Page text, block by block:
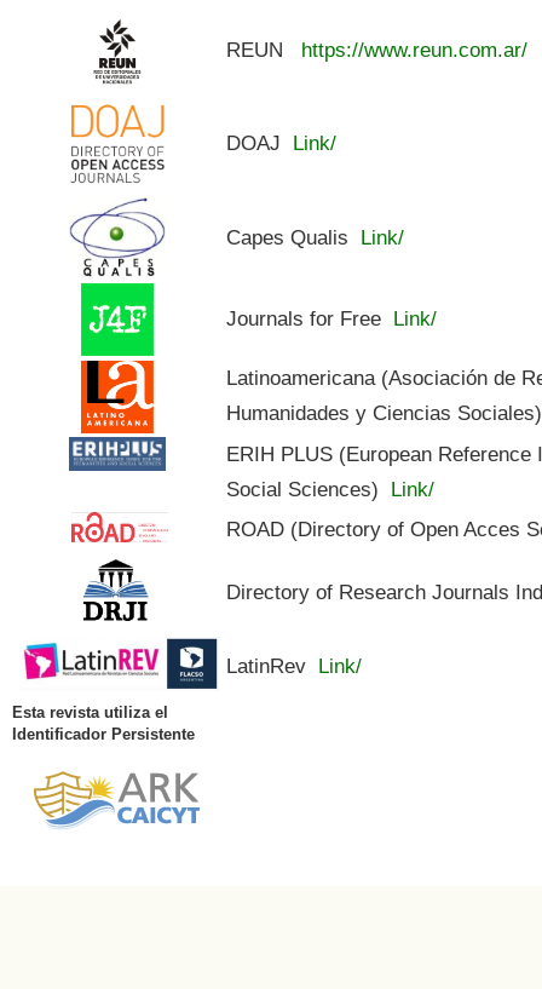
REUN https://www.reun.com.ar/
DOAJ Link/
Capes Qualis Link/
Journals for Free Link/
Latinoamericana (Asociación de
Humanidades y Ciencias Sociales)
ERIH PLUS (European
Social Sciences) Link/
ROAD (Directory of Open Acces
Directory of Research Journals
LatinRev Link/
Esta revista utiliza el
Identificador Persistente